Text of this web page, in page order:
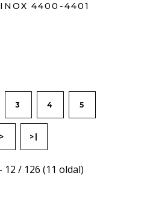
4400-4401
3 4 5
> >|
12 / 126 (11 oldal)